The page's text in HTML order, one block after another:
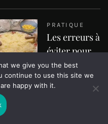
PRATIQUE
Les erreurs à
éviter pour
réussir une
pâte à pizza
maison
we give you the best
continue to use this site we
happy with it.